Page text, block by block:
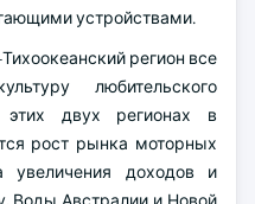
устройствами.
регион все
любительского
двух регионах в
рост рынка моторных
увеличения доходов и